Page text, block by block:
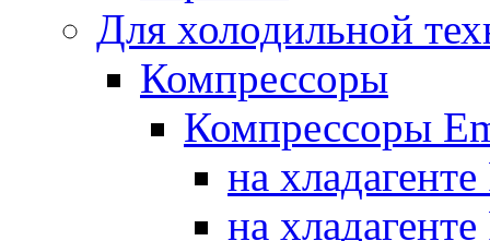
Для холодильной
Компрессоры
Компрессоры
на
на